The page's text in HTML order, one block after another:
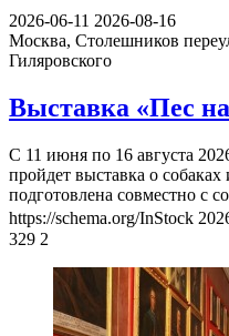
2026-06-11 2026-08-16
Москва, Столешников
Гиляровского
Выставка «Пес
С 11 июня по 16 августа
пройдет выставка о
подготовлена совместно с
https://schema.org/InStock
329 2